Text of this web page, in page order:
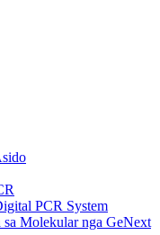
PCR System
sa Molekular nga GeNext